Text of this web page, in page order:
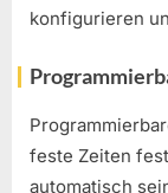
konfigurieren
feste Zeiten
automatisch